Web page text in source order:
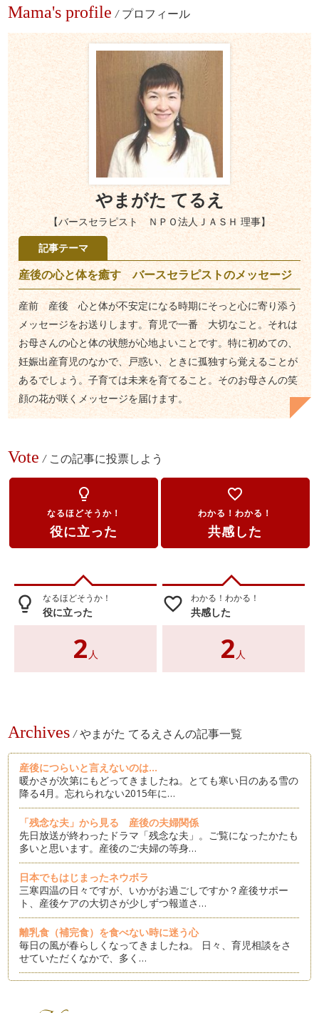
Mama's profile / プロフィール
やまがた てるえ
【バースセラピスト ＮＰＯ法人ＪＡＳＨ 理事】
記事テーマ
産後の心と体を癒す バースセラピストのメッセージ
産前 産後 心と体が不安定になる時期にそっと心に寄り添う
メッセージをお送りします。育児で一番 大切なこと。それは
お母さんの心と体の状態が心地よいことです。特に初めての、
妊娠出産育児のなかで、戸惑い、ときに孤独すら覚えることが
あるでしょう。子育ては未来を育てること。そのお母さんの笑
顔の花が咲くメッセージを届けます。
Vote / この記事に投票しよう
lightbulb_outline
なるほどそうか！
役に立った
favorite_border
わかる！わかる！
共感した
lightbulb_outline なるほどそうか！
役に立った
2 人
favorite_border わかる！わかる！
共感した
2 人
Archives / やまがた てるえさんの記事一覧
産後につらいと言えないのは...
暖かさが次第にもどってきましたね。とても寒い日のある雪の
降る4月。忘れられない2015年に…
「残念な夫」から見る 産後の夫婦関係
先日放送が終わったドラマ「残念な夫」。ご覧になったかたも
多いと思います。産後のご夫婦の等身…
日本でもはじまったネウボラ
三寒四温の日々ですが、いかがお過ごしですか？産後サポー
ト、産後ケアの大切さが少しずつ報道さ…
離乳食（補完食）を食べない時に迷う心
毎日の風が春らしくなってきましたね。 日々、育児相談をさ
せていただくなかで、多く…